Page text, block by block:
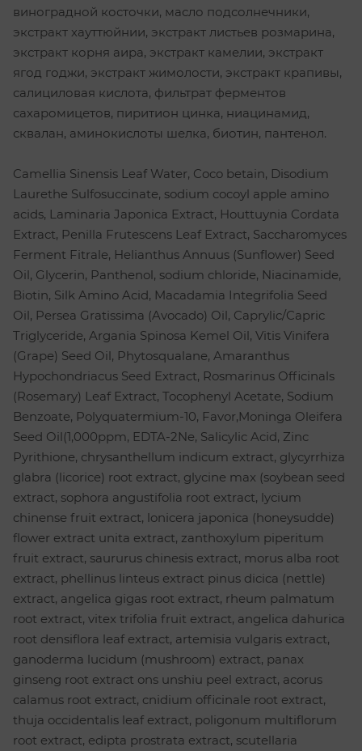
виноградной косточки, масло подсолнечники,
экстракт хауттюйнии, экстракт листьев розмарина,
экстракт корня аира, экстракт камелии, экстракт
ягод годжи, экстракт жимолости, экстракт крапивы,
салициловая кислота, фильтрат ферментов
сахаромицетов, пиритион цинка, ниацинамид,
сквалан, аминокислоты шелка, биотин, пантенол.
Camellia Sinensis Leaf Water, Coco betain, Disodium
Laurethe Sulfosuccinate, sodium cocoyl apple amino
acids, Laminaria Japonica Extract, Houttuynia Cordata
Extract, Penilla Frutescens Leaf Extract, Saccharomyces
Ferment Fitrale, Helianthus Annuus (Sunflower) Seed
Oil, Glycerin, Panthenol, sodium chloride, Niacinamide,
Biotin, Silk Amino Acid, Macadamia Integrifolia Seed
Oil, Persea Gratissima (Avocado) Oil, Caprylic/Capric
Triglyceride, Argania Spinosa Kemel Oil, Vitis Vinifera
(Grape) Seed Oil, Phytosqualane, Amaranthus
Hypochondriacus Seed Extract, Rosmarinus Officinals
(Rosemary) Leaf Extract, Tocophenyl Acetate, Sodium
Benzoate, Polyquatermium-10, Favor,Moninga Oleifera
Seed Oil(1,000ppm, EDTA-2Ne, Salicylic Acid, Zinc
Pyrithione, chrysanthellum indicum extract, glycyrrhiza
glabra (licorice) root extract, glycine max (soybean seed
extract, sophora angustifolia root extract, lycium
chinense fruit extract, lonicera japonica (honeysudde)
flower extract unita extract, zanthoxylum piperitum
fruit extract, saururus chinesis extract, morus alba root
extract, phellinus linteus extract pinus dicica (nettle)
extract, angelica gigas root extract, rheum palmatum
root extract, vitex trifolia fruit extract, angelica dahurica
root densiflora leaf extract, artemisia vulgaris extract,
ganoderma lucidum (mushroom) extract, panax
ginseng root extract ons unshiu peel extract, acorus
calamus root extract, cnidium officinale root extract,
thuja occidentalis leaf extract, poligonum multiflorum
root extract, edipta prostrata extract, scutellaria